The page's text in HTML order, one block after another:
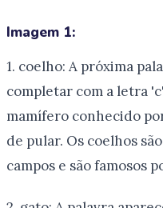
Imagem 1:
1. coelho: A próxima
completar com a letra
mamífero conhecido
de pular. Os coelhos
campos e são famosos